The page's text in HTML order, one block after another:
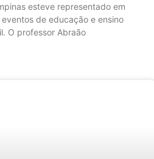
esteve representado em
de educação e ensino
O professor Abraão